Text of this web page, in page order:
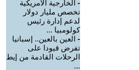
- الخارجية الأمريكية
تخصص مليار دولار
لدعم إدارة رئيس
كولومبيا ...
- العين بالعين.. إسبانيا
تفرض قيودا على
الرحلات القادمة من إيط
...